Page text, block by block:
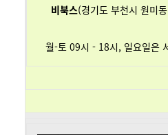
비북스(경기도 부천시 원미
월-토 09시 - 18시, 일요일은